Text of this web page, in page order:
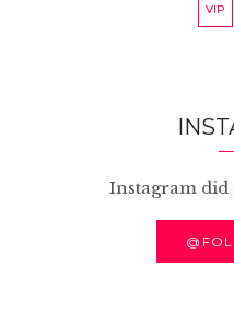
VIP
Instagram